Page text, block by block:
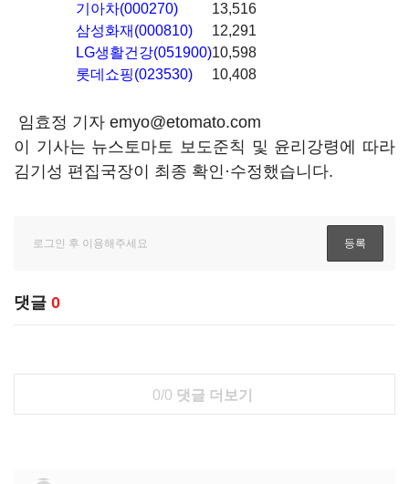
기아차(000270)
13,516
삼성화재(000810)
12,291
LG생활건강(051900)10,598
롯데쇼핑(023530)
10,408
임효정 기자 emyo@etomato.com
이 기사는 뉴스토마토 보도준칙 및 윤리강령에 따라
김기성 편집국장이 최종 확인·수정했습니다.
댓글 0
0/0 댓글 더보기